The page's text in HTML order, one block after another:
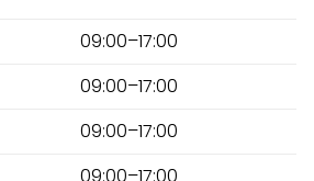
09:00–17:00
09:00–17:00
09:00–17:00
09:00–17:00